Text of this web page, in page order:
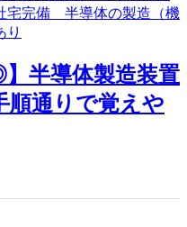
】半導体製造装置
順通りで覚えや